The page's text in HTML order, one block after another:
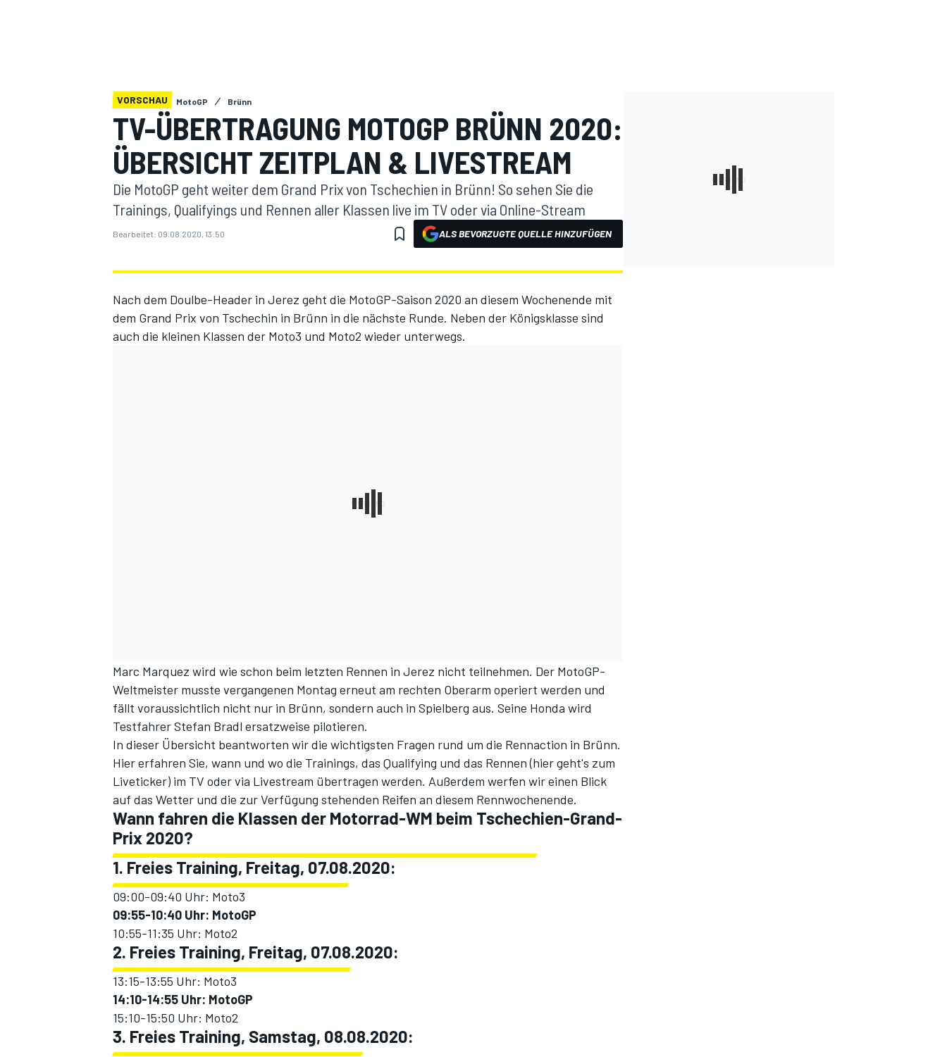
MOTOGP
VORSCHAU MotoGP Brünn
TV-ÜBERTRAGUNG MOTOGP BRÜNN 2020:
ÜBERSICHT ZEITPLAN & LIVESTREAM
Die MotoGP geht weiter dem Grand Prix von Tschechien in Brünn! So sehen Sie die
Trainings, Qualifyings und Rennen aller Klassen live im TV oder via Online-Stream
Bearbeitet: 09.08.2020, 13:50 ALS BEVORZUGTE QUELLE HINZUFÜGEN
Nach dem Doulbe-Header in Jerez geht die MotoGP-Saison 2020 an diesem Wochenende mit
dem Grand Prix von Tschechin in Brünn in die nächste Runde. Neben der Königsklasse sind
auch die kleinen Klassen der Moto3 und Moto2 wieder unterwegs.
Marc Marquez wird wie schon beim letzten Rennen in Jerez nicht teilnehmen. Der MotoGP-
Weltmeister musste vergangenen Montag erneut am rechten Oberarm operiert werden und
fällt voraussichtlich nicht nur in Brünn, sondern auch in Spielberg aus. Seine Honda wird
Testfahrer Stefan Bradl ersatzweise pilotieren.
In dieser Übersicht beantworten wir die wichtigsten Fragen rund um die Rennaction in Brünn.
Hier erfahren Sie, wann und wo die Trainings, das Qualifying und das Rennen (hier geht's zum
Liveticker) im TV oder via Livestream übertragen werden. Außerdem werfen wir einen Blick
auf das Wetter und die zur Verfügung stehenden Reifen an diesem Rennwochenende.
Wann fahren die Klassen der Motorrad-WM beim Tschechien-Grand-
Prix 2020?
1. Freies Training, Freitag, 07.08.2020:
09:00-09:40 Uhr: Moto3
09:55-10:40 Uhr: MotoGP
10:55-11:35 Uhr: Moto2
2. Freies Training, Freitag, 07.08.2020:
13:15-13:55 Uhr: Moto3
14:10-14:55 Uhr: MotoGP
15:10-15:50 Uhr: Moto2
3. Freies Training, Samstag, 08.08.2020: